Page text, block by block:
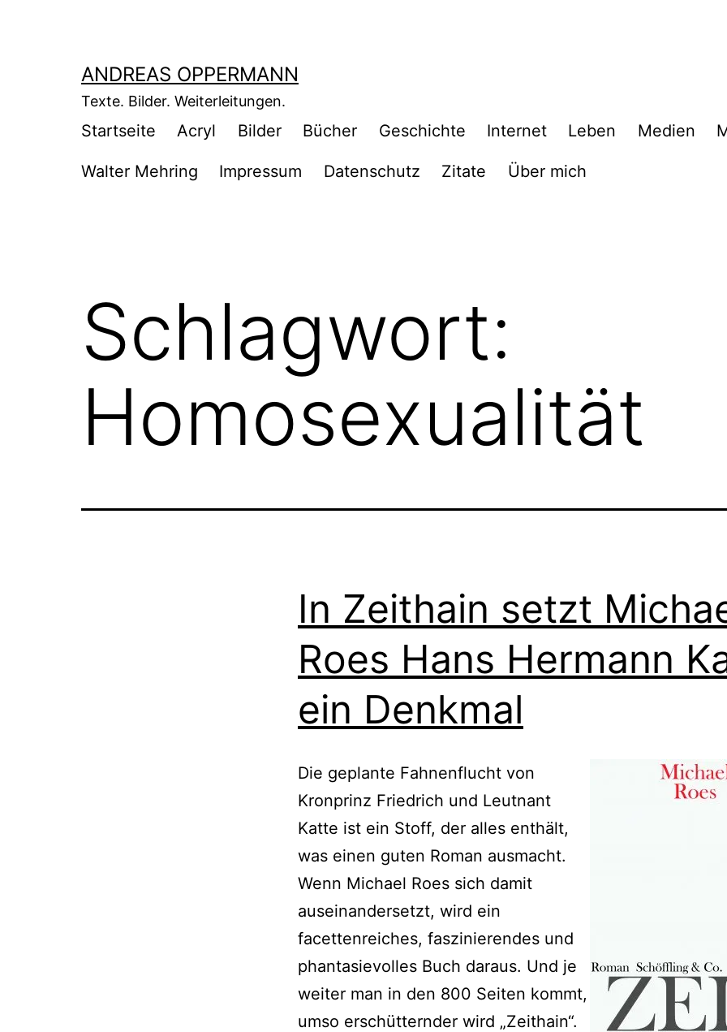
ANDREAS OPPERMANN
Texte. Bilder. Weiterleitungen.
Startseite Acryl Bilder Bücher Geschichte Internet Leben Medien
Walter Mehring Impressum Datenschutz Zitate Über mich
Schlagwort:
Homosexualität
In Zeithain setzt
Roes Hans Hermann
ein Denkmal
Die geplante Fahnenflucht von
Kronprinz Friedrich und Leutnant
Katte ist ein Stoff, der alles enthält,
was einen guten Roman ausmacht.
Wenn Michael Roes sich damit
auseinandersetzt, wird ein
facettenreiches, faszinierendes und
phantasievolles Buch daraus. Und je
weiter man in den 800 Seiten kommt,
umso erschütternder wird „Zeithain“.